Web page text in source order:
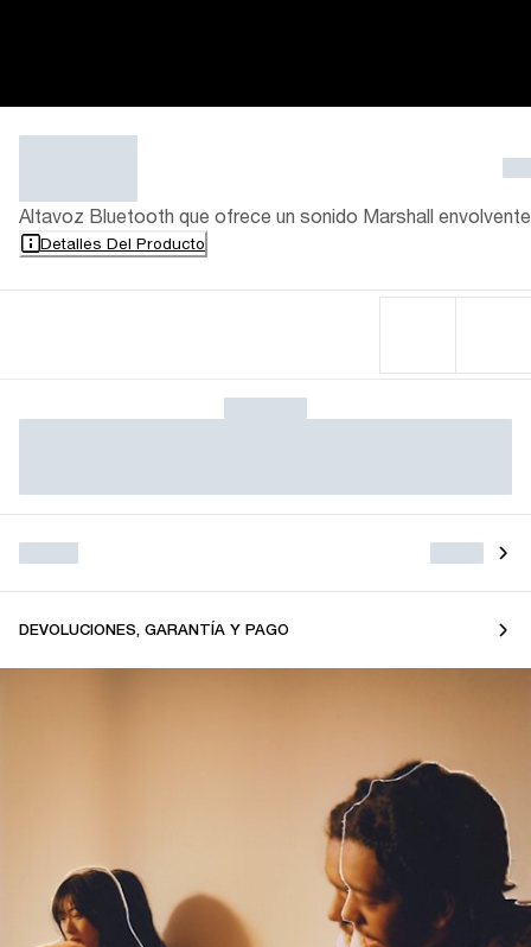
Altavoz Bluetooth que ofrece un sonido Marshall envolvente
Detalles Del Producto
DEVOLUCIONES, GARANTÍA Y PAGO